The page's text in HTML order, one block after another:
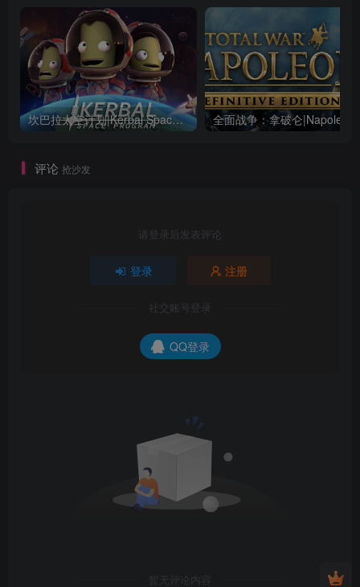
坎巴拉太空计划|Kerbal Space Program|1.12.5.3190|整合全DLC
评论 抢沙发
请登录后发表评论
登录 注册
社交账号登录
QQ登录
暂无评论内容